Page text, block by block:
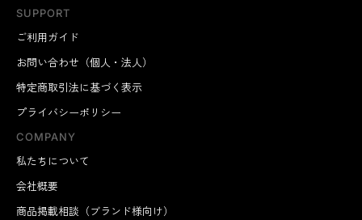
SUPPORT
ご利用ガイド
お問い合わせ（個人・法人）
特定商取引法に基づく表示
プライバシーポリシー
COMPANY
私たちについて
会社概要
商品掲載相談（ブランド様向け）